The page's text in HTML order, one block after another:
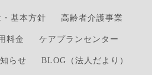
基本方針 高齢者介護事業
料金 ケアプランセンター
らせ BLOG（法人だより）